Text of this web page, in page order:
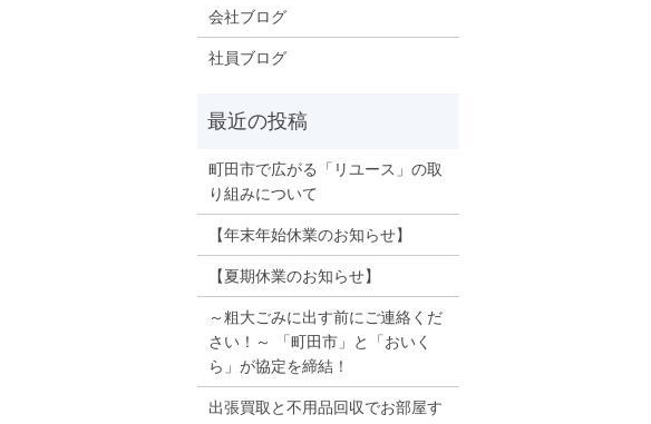
会社ブログ
社員ブログ
町田市で広がる「リユース」の取
り組みについて
【年末年始休業のお知らせ】
【夏期休業のお知らせ】
～粗大ごみに出す前にご連絡くだ
さい！～ 「町田市」と「おいく
ら」が協定を締結！
出張買取と不用品回収でお部屋す